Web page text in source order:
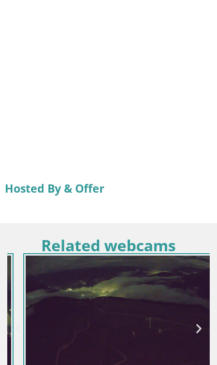
Hosted By & Offer
Related webcams